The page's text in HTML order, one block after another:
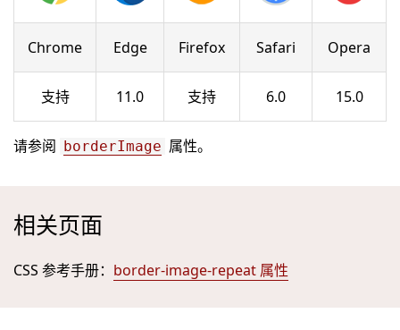
Chrome Edge Firefox Safari Opera
支持 11.0 支持 6.0 15.0
请参阅 borderImage 属性。
相关页面
CSS 参考手册： border-image-repeat 属性